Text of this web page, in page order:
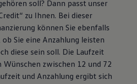
soll? Dann passt unser
zu Ihnen. Bei dieser
können Sie ebenfalls
Sie eine Anzahlung leisten
diese sein soll. Die Laufzeit
Wünschen zwischen 12 und 72
und Anzahlung ergibt sich